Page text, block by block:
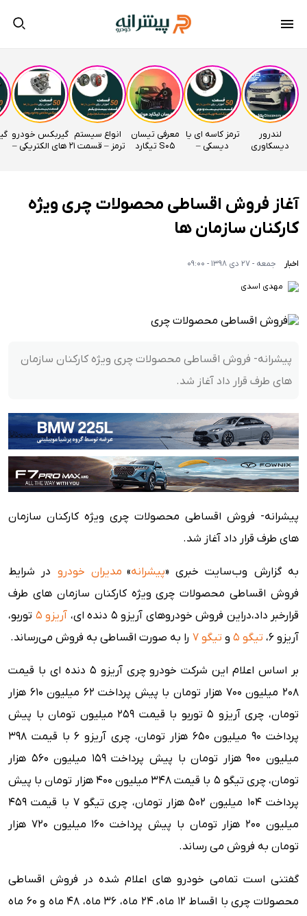
لندرور
دیسکاوری
ترمز کاسه ای یا
دیسکی –
معرفی تیسان
S05 تیگارد
انواع سیستم
ترمز – قسمت 21
گیربکس خودرو
های الکتریکی –
آغاز فروش اقساطی محصولات چری ویژه
کارکنان سازمان ها
اخبار جمعه - 27 دی 1398 - 09:00
مهدی اسدی
پیشرانه- فروش اقساطی محصولات چری ویژه کارکنان سازمان
های طرف قرار داد آغاز شد.
پیشرانه- فروش اقساطی محصولات چری ویژه کارکنان سازمان
های طرف قرار داد آغاز شد.
به گزارش وب‌سایت خبری «پیشرانه» مدیران خودرو در شرایط
فروش اقساطی محصولات چری ویژه کارکنان سازمان های طرف
قرارخبر داد،دراین فروش خودروهای آریزو 5 دنده ای،
آریزو 5
توربو،
آریزو 6،
تیگو 5 و تیگو ۷ را به صورت اقساطی به فروش می‌رساند.
بر اساس اعلام این شرکت خودرو چری آریزو 5 دنده ای با قیمت
208 میلیون 700 هزار تومان با پیش پرداخت 62 میلیون 610 هزار
تومان، چری آریزو 5 توربو با قیمت 259 میلیون تومان با پیش
پرداخت 90 میلیون 650 هزار تومان، چری آریزو 6 با قیمت 398
میلیون 900 هزار تومان با پیش پرداخت 159 میلیون 560 هزار
تومان، چری تیگو 5 با قیمت 348 میلیون 400 هزار تومان با پیش
پرداخت 104 میلیون 502 هزار تومان، چری تیگو 7 با قیمت 459
میلیون 200 هزار تومان با پیش پرداخت 160 میلیون 720 هزار
تومان به فروش می رساند.
گفتنی است تمامی خودرو های اعلام شده در فروش اقساطی
محصولات چری با اقساط ۱۲ ماه، ۲۴ ماه، ۳۶ ماه، ۴۸ ماه و ۶۰ ماه